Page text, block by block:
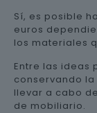
Sí, es posible
euros
los materiales
Entre las ideas
conservando
llevar a cabo
de mobiliario.